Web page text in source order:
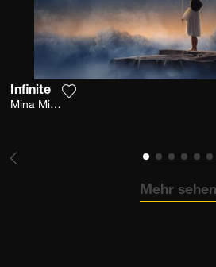
Infinite
Mina Mimbu
Mehr sehen